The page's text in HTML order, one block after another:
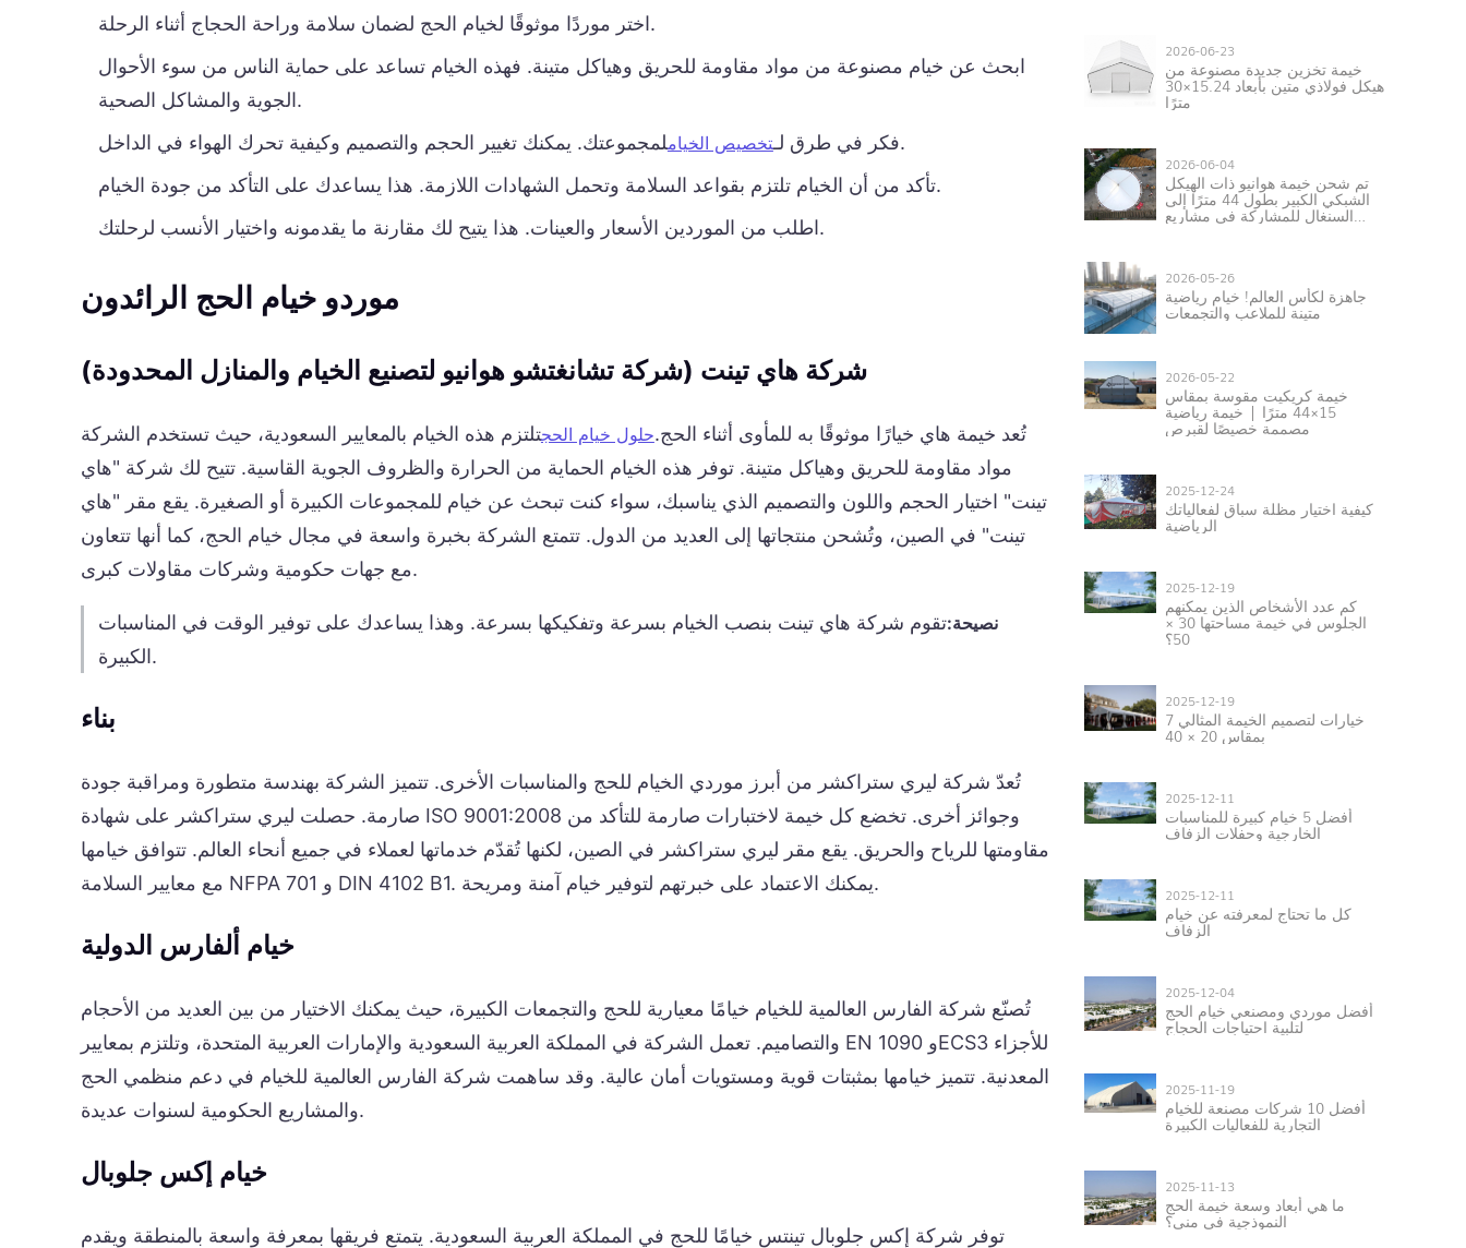
2026-06-23
خيمة تخزين جديدة مصنوعة من
هيكل فولاذي متين بأبعاد 15.24×30
مترًا
2026-06-04
تم شحن خيمة هوانيو ذات الهيكل
الشبكي الكبير بطول 44 مترًا إلى
السنغال للمشاركة في مشاريع
رياضية ومعارض في غرب إفريقيا
2026-05-26
جاهزة لكأس العالم! خيام رياضية
متينة للملاعب والتجمعات
2026-05-22
خيمة كريكيت مقوسة بمقاس
15×44 مترًا | خيمة رياضية
مصممة خصيصًا لقبرص
2025-12-24
كيفية اختيار مظلة سباق لفعالياتك
الرياضية
2025-12-19
كم عدد الأشخاص الذين يمكنهم
الجلوس في خيمة مساحتها 30 ×
50؟
2025-12-19
7 خيارات لتصميم الخيمة المثالي
بمقاس 20 × 40
2025-12-11
أفضل 5 خيام كبيرة للمناسبات
الخارجية وحفلات الزفاف
2025-12-11
كل ما تحتاج لمعرفته عن خيام
الزفاف
2025-12-04
أفضل موردي ومصنعي خيام الحج
لتلبية احتياجات الحجاج
2025-11-19
أفضل 10 شركات مصنعة للخيام
التجارية للفعاليات الكبيرة
2025-11-13
ما هي أبعاد وسعة خيمة الحج
النموذجية في منى؟
اختر موردًا موثوقًا لخيام الحج لضمان سلامة وراحة الحجاج أثناء الرحلة.
ابحث عن خيام مصنوعة من مواد مقاومة للحريق وهياكل متينة. فهذه الخيام تساعد على حماية الناس من سوء الأحوال
الجوية والمشاكل الصحية.
فكر في طرق لـتخصيص الخيام
لمجموعتك. يمكنك تغيير الحجم والتصميم وكيفية تحرك الهواء في الداخل.
تأكد من أن الخيام تلتزم بقواعد السلامة وتحمل الشهادات اللازمة. هذا يساعدك على التأكد من جودة الخيام.
اطلب من الموردين الأسعار والعينات. هذا يتيح لك مقارنة ما يقدمونه واختيار الأنسب لرحلتك.
موردو خيام الحج الرائدون
شركة هاي تينت (شركة تشانغتشو هوانيو لتصنيع الخيام والمنازل المحدودة)
تُعد خيمة هاي خيارًا موثوقًا به للمأوى أثناء الحج.حلول خيام الحجتلتزم هذه الخيام بالمعايير السعودية، حيث تستخدم الشركة
مواد مقاومة للحريق وهياكل متينة. توفر هذه الخيام الحماية من الحرارة والظروف الجوية القاسية. تتيح لك شركة "هاي
تينت" اختيار الحجم واللون والتصميم الذي يناسبك، سواء كنت تبحث عن خيام للمجموعات الكبيرة أو الصغيرة. يقع مقر "هاي
تينت" في الصين، وتُشحن منتجاتها إلى العديد من الدول. تتمتع الشركة بخبرة واسعة في مجال خيام الحج، كما أنها تتعاون
مع جهات حكومية وشركات مقاولات كبرى.
نصيحة:تقوم شركة هاي تينت بنصب الخيام بسرعة وتفكيكها بسرعة. وهذا يساعدك على توفير الوقت في المناسبات
الكبيرة.
بناء
تُعدّ شركة ليري ستراكشر من أبرز موردي الخيام للحج والمناسبات الأخرى. تتميز الشركة بهندسة متطورة ومراقبة جودة
صارمة. حصلت ليري ستراكشر على شهادة ISO 9001:2008 وجوائز أخرى. تخضع كل خيمة لاختبارات صارمة للتأكد من
مقاومتها للرياح والحريق. يقع مقر ليري ستراكشر في الصين، لكنها تُقدّم خدماتها لعملاء في جميع أنحاء العالم. تتوافق خيامها
مع معايير السلامة NFPA 701 و DIN 4102 B1. يمكنك الاعتماد على خبرتهم لتوفير خيام آمنة ومريحة.
خيام ألفارس الدولية
تُصنّع شركة الفارس العالمية للخيام خيامًا معيارية للحج والتجمعات الكبيرة، حيث يمكنك الاختيار من بين العديد من الأحجام
والتصاميم. تعمل الشركة في المملكة العربية السعودية والإمارات العربية المتحدة، وتلتزم بمعايير EN 1090 وECS3 للأجزاء
المعدنية. تتميز خيامها بمثبتات قوية ومستويات أمان عالية. وقد ساهمت شركة الفارس العالمية للخيام في دعم منظمي الحج
والمشاريع الحكومية لسنوات عديدة.
خيام إكس جلوبال
توفر شركة إكس جلوبال تينتس خيامًا للحج في المملكة العربية السعودية. يتمتع فريقها بمعرفة واسعة بالمنطقة ويقدم